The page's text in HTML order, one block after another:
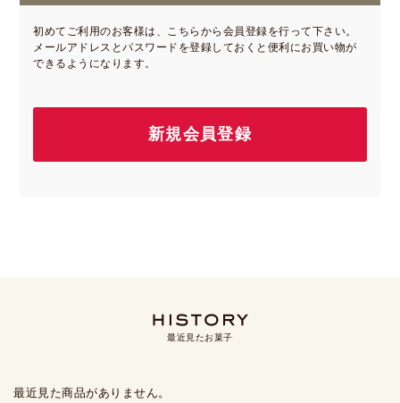
初めてご利用のお客様は、こちらから会員登録を行って下さい。
メールアドレスとパスワードを登録しておくと便利にお買い物が
できるようになります。
最近見たお菓子
最近見た商品がありません。